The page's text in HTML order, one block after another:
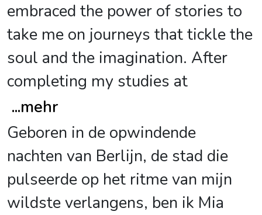
embraced the power of stories to
take me on journeys that tickle the
soul and the imagination. After
completing my studies at
...mehr
Geboren in de opwindende
nachten van Berlijn, de stad die
pulseerde op het ritme van mijn
wildste verlangens, ben ik Mia